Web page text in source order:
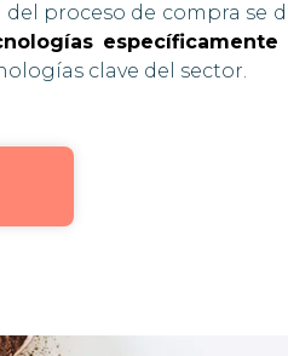
proceso de compra se
específicamente
clave del sector.